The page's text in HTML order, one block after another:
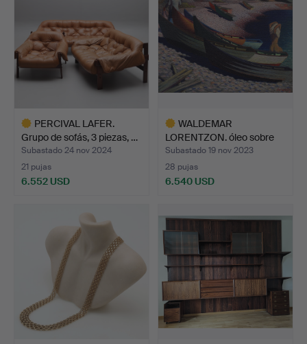
PERCIVAL LAFER.
Grupo de sofás, 3 piezas, …
Subastado 24 nov 2024
21 pujas
6.552 USD
WALDEMAR
LORENTZON. óleo sobre
lienzo, «Re…
Subastado 19 nov 2023
28 pujas
6.540 USD
seleccionado